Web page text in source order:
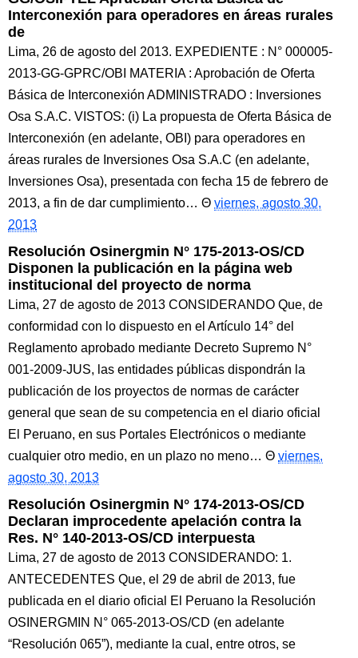
Interconexión para operadores en áreas rurales
de
Lima, 26 de agosto del 2013. EXPEDIENTE : N° 000005-
2013-GG-GPRC/OBI MATERIA : Aprobación de Oferta
Básica de Interconexión ADMINISTRADO : Inversiones
Osa S.A.C. VISTOS: (i) La propuesta de Oferta Básica de
Interconexión (en adelante, OBI) para operadores en
áreas rurales de Inversiones Osa S.A.C (en adelante,
Inversiones Osa), presentada con fecha 15 de febrero de
2013, a fin de dar cumplimiento…
viernes, agosto 30,
2013
Resolución Osinergmin N° 175-2013-OS/CD
Disponen la publicación en la página web
institucional del proyecto de norma
Lima, 27 de agosto de 2013 CONSIDERANDO Que, de
conformidad con lo dispuesto en el Artículo 14° del
Reglamento aprobado mediante Decreto Supremo N°
001-2009-JUS, las entidades públicas dispondrán la
publicación de los proyectos de normas de carácter
general que sean de su competencia en el diario oficial
El Peruano, en sus Portales Electrónicos o mediante
cualquier otro medio, en un plazo no meno…
viernes,
agosto 30, 2013
Resolución Osinergmin N° 174-2013-OS/CD
Declaran improcedente apelación contra la
Res. N° 140-2013-OS/CD interpuesta
Lima, 27 de agosto de 2013 CONSIDERANDO: 1.
ANTECEDENTES Que, el 29 de abril de 2013, fue
publicada en el diario oficial El Peruano la Resolución
OSINERGMIN N° 065-2013-OS/CD (en adelante
“Resolución 065”), mediante la cual, entre otros, se